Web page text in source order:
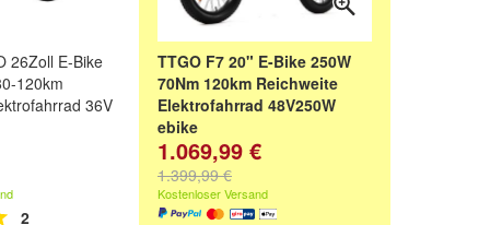
26Zoll E-Bike
120km
36V
2
TTGO F7 20" E-Bike 250W
70Nm 120km Reichweite
Elektrofahrrad 48V250W
ebike
Farbe:Blau, Grau
Gebrochenes Weiß
weitere ...
1.069,99 €
1.399,99 €
Kostenloser Versand